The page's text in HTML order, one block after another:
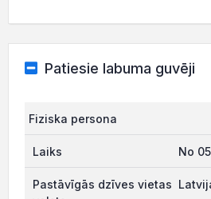
Patiesie labuma guvēji
Fiziska persona
No